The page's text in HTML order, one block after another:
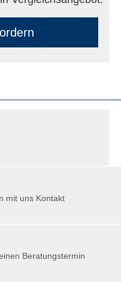
mit uns Kontakt
Beratungstermin